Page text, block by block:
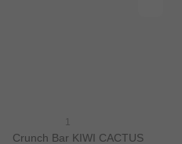
1
Crunch Bar KIWI CACTUS